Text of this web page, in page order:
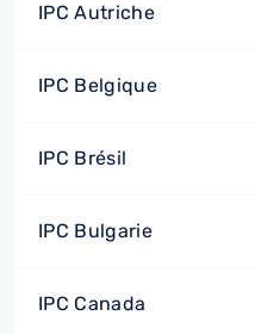
IPC Autriche
IPC Belgique
IPC Brésil
IPC Bulgarie
IPC Canada